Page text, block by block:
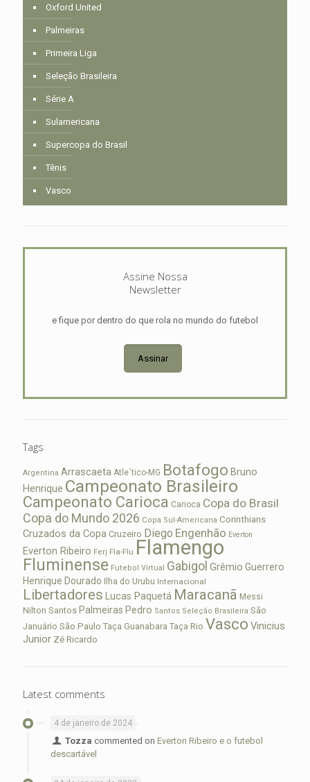
Oxford United
Palmeiras
Primeira Liga
Seleção Brasileira
Série A
Sulamericana
Supercopa do Brasil
Tênis
Vasco
Assine Nossa
Newsletter
e fique por dentro do que rola no mundo do futebol
Assinar
Tags
Argentina Arrascaeta Atle´tico-MG Botafogo Bruno
Henrique Campeonato Brasileiro
Campeonato Carioca Carioca Copa do Brasil
Copa do Mundo 2026 Copa Sul-Americana Corinthians
Cruzados da Copa Cruzeiro Diego Engenhão Everton
Everton Ribeiro Ferj Fla-Flu Flamengo
Fluminense Futebol Virtual Gabigol Grêmio Guerrero
Henrique Dourado Ilha do Urubu Internacional
Libertadores Lucas Paquetá Maracanã Messi
Nilton Santos Palmeiras Pedro Santos Seleção Brasileira São
Januário São Paulo Taça Guanabara Taça Rio Vasco Vinicius
Junior Zé Ricardo
Latest comments
4 de janeiro de 2024
Tozza commented onEverton Ribeiro e o futebol
descartável